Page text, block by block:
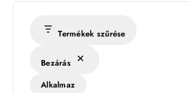
Termékek szűrése
Bezárás
Alkalmaz